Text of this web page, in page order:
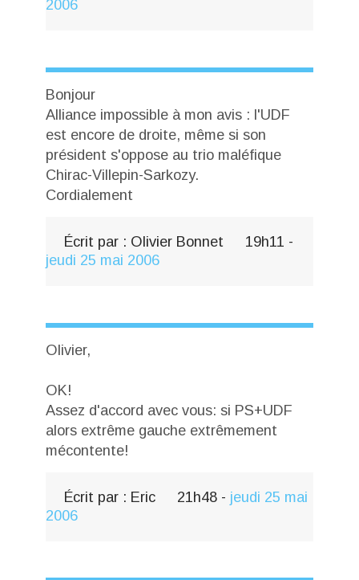
2006
Bonjour
Alliance impossible à mon avis : l'UDF
est encore de droite, même si son
président s'oppose au trio maléfique
Chirac-Villepin-Sarkozy.
Cordialement
Écrit par : Olivier Bonnet 19h11 -
jeudi 25 mai 2006
Olivier,
OK!
Assez d'accord avec vous: si PS+UDF
alors extrême gauche extrêmement
mécontente!
Écrit par : Eric 21h48 - jeudi 25 mai
2006